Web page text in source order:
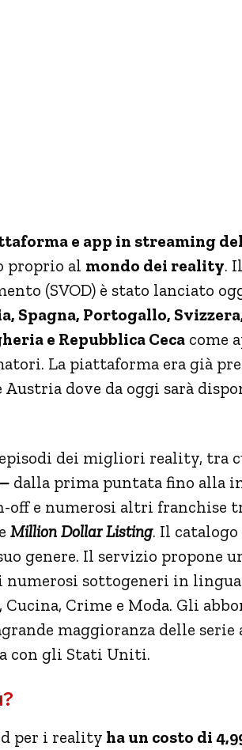
e app in streaming
proprio al mondo dei reality.
(SVOD) è stato lanciato
Spagna, Portogallo,
e Repubblica Ceca come
La piattaforma era già
dove da oggi sarà
dei migliori reality, tra
dalla prima puntata fino alla
off e numerosi altri franchise
Million Dollar Listing. Il
genere. Il servizio propone
sottogeneri in lingua
Crime e Moda. Gli
maggioranza delle
con gli Stati Uniti.
per i reality ha un costo di